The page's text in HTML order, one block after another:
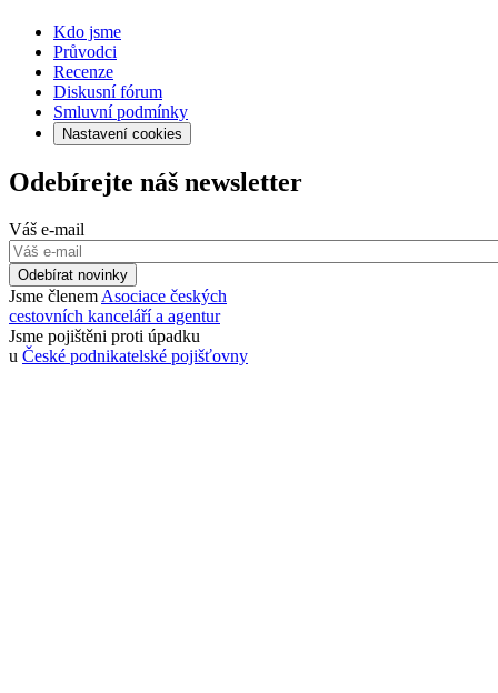
Kdo jsme
Průvodci
Recenze
Diskusní fórum
Smluvní podmínky
Nastavení cookies
Odebírejte náš newsletter
Váš e-mail
Odebírat novinky
Jsme členem Asociace českých
cestovních kanceláří a agentur
Jsme pojištěni proti úpadku
u České podnikatelské pojišťovny